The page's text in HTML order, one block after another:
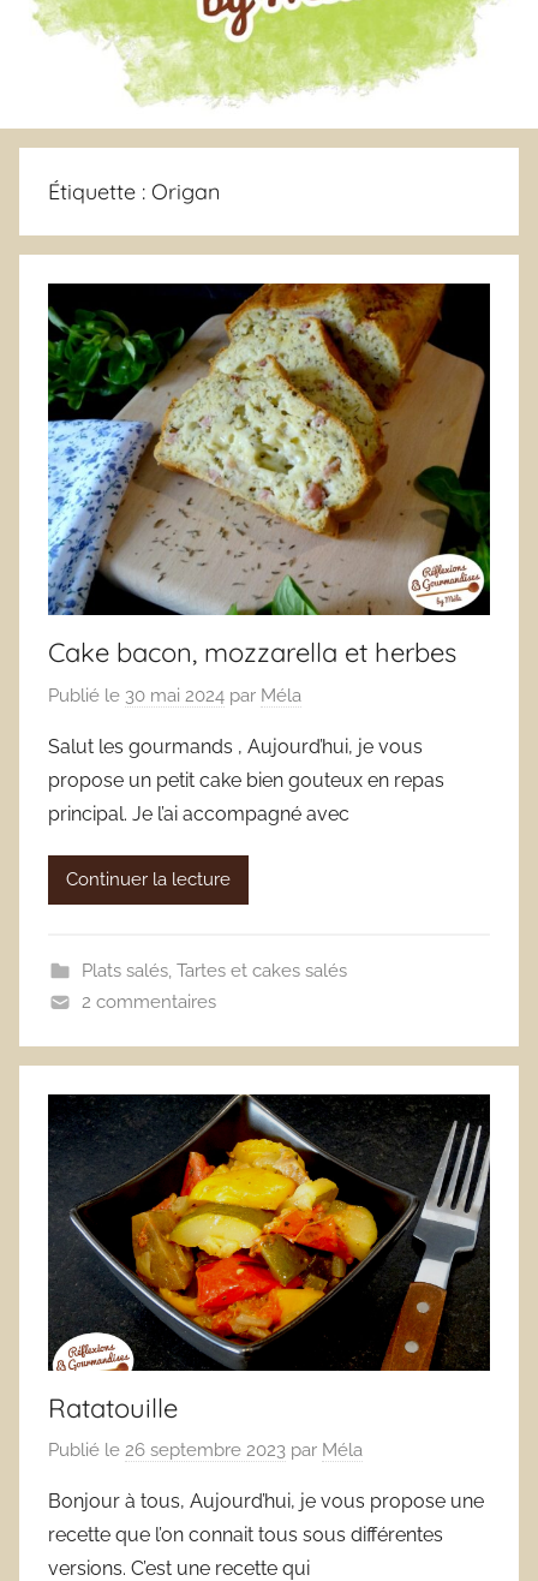
Étiquette : Origan
Cake bacon, mozzarella et herbes
Publié le 30 mai 2024 par Méla
Salut les gourmands , Aujourd’hui, je vous
propose un petit cake bien gouteux en repas
principal. Je l’ai accompagné avec
Continuer la lecture
Plats salés, Tartes et cakes salés
2 commentaires
Ratatouille
Publié le 26 septembre 2023 par Méla
Bonjour à tous, Aujourd’hui, je vous propose une
recette que l’on connait tous sous différentes
versions. C’est une recette qui